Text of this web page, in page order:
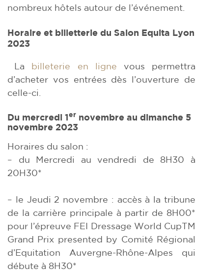
nombreux hôtels autour de l’événement.
Horaire et billetterie du Salon Equita Lyon
2023
La billeterie en ligne vous permettra
d’acheter vos entrées dès l’ouverture de
celle-ci.
Du mercredi 1er novembre au dimanche 5
novembre 2023
Horaires du salon :
– du Mercredi au vendredi de 8H30 à
20H30*
– le Jeudi 2 novembre : accès à la tribune
de la carrière principale à partir de 8H00*
pour l’épreuve FEI Dressage World CupTM
Grand Prix presented by Comité Régional
d’Equitation Auvergne-Rhône-Alpes qui
débute à 8H30*